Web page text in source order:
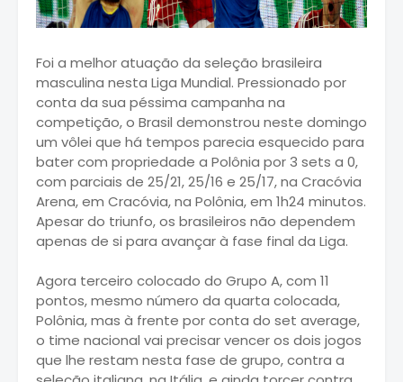
Foi a melhor atuação da seleção brasileira
masculina nesta Liga Mundial. Pressionado por
conta da sua péssima campanha na
competição, o Brasil demonstrou neste domingo
um vôlei que há tempos parecia esquecido para
bater com propriedade a Polônia por 3 sets a 0,
com parciais de 25/21, 25/16 e 25/17, na Cracóvia
Arena, em Cracóvia, na Polônia, em 1h24 minutos.
Apesar do triunfo, os brasileiros não dependem
apenas de si para avançar à fase final da Liga.
Agora terceiro colocado do Grupo A, com 11
pontos, mesmo número da quarta colocada,
Polônia, mas à frente por conta do set average,
o time nacional vai precisar vencer os dois jogos
que lhe restam nesta fase de grupo, contra a